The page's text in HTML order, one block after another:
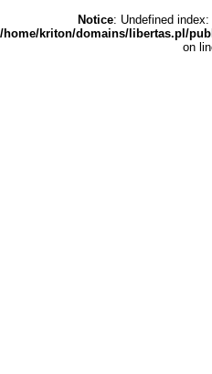
Notice: Undefined
/home/kriton/domains/libertas.pl/
on